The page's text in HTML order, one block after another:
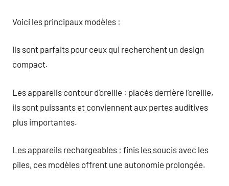
Voici les principaux modèles :
Ils sont parfaits pour ceux qui recherchent un design
compact.
Les appareils contour d’oreille : placés derrière l’oreille,
ils sont puissants et conviennent aux pertes auditives
plus importantes.
Les appareils rechargeables : finis les soucis avec les
piles, ces modèles offrent une autonomie prolongée.